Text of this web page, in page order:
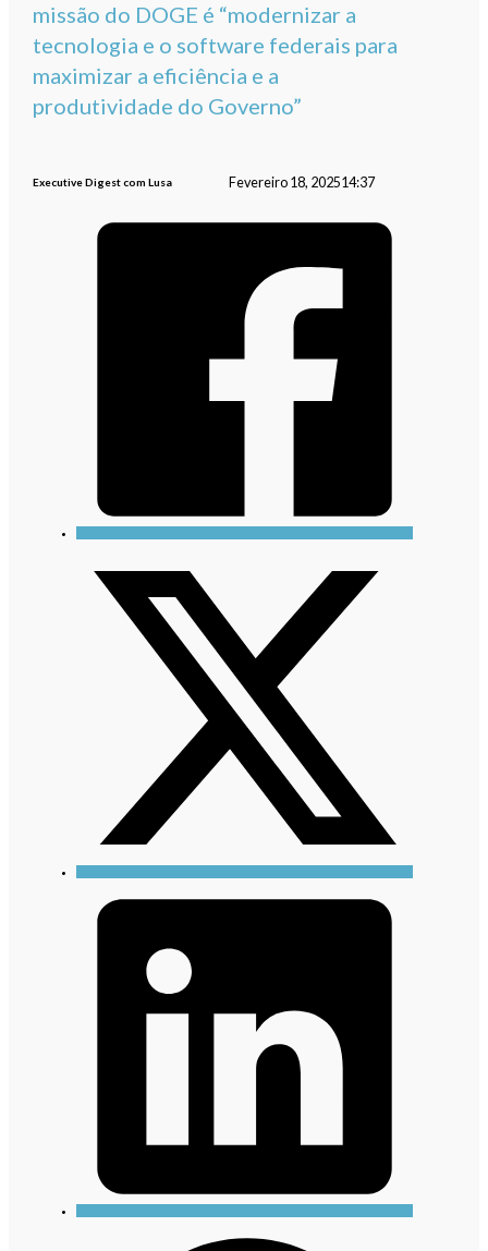
missão do DOGE é “modernizar a
tecnologia e o software federais para
maximizar a eficiência e a
produtividade do Governo”
Executive Digest com Lusa Fevereiro 18, 202514:37